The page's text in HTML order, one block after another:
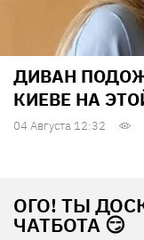
ДИВАН
КИЕВЕ НА
04 Августа 12:32
ОГО! ТЫ
ЧАТБОТА 😏